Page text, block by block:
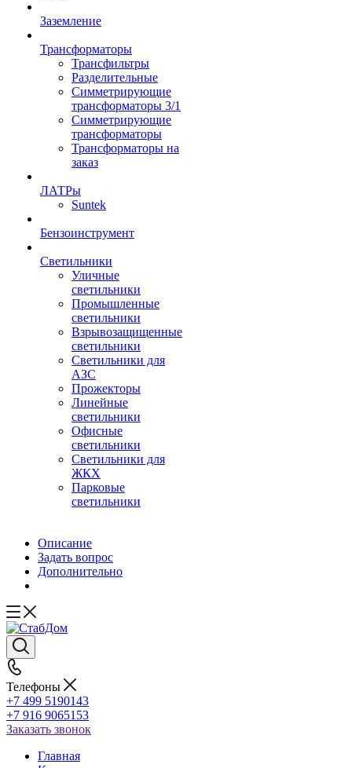
Заземление
Трансформаторы
Трансфильтры
Разделительные
Симметрирующие
трансформаторы 3/1
Симметрирующие
трансформаторы
Трансформаторы на
заказ
ЛАТРы
Suntek
Бензоинструмент
Светильники
Уличные
светильники
Промышленные
светильники
Взрывозащищенные
светильники
Светильники для
АЗС
Прожекторы
Линейные
светильники
Офисные
светильники
Светильники для
ЖКХ
Парковые
светильники
Описание
Задать вопрос
Дополнительно
Телефоны
+7 499 5190143
+7 916 9065153
Заказать звонок
Главная